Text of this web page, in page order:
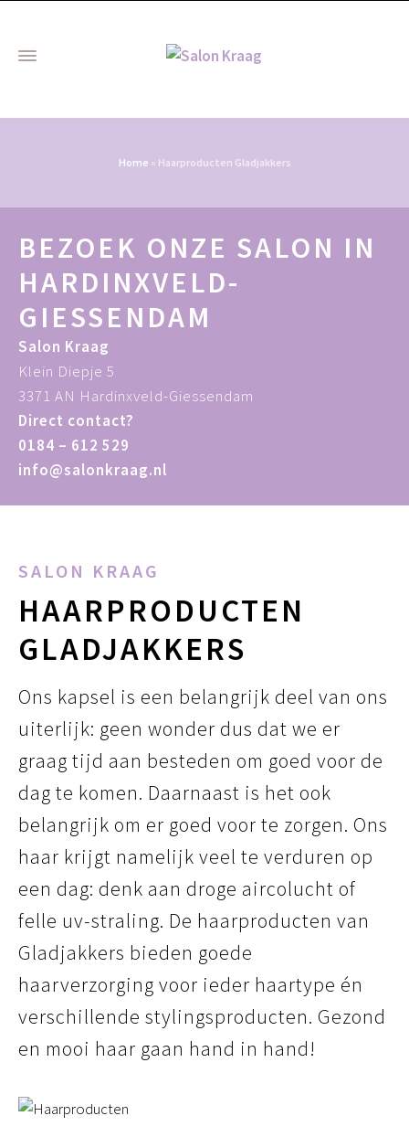
Home » Haarproducten Gladjakkers
BEZOEK ONZE SALON IN
HARDINXVELD-
GIESSENDAM
Salon Kraag
Klein Diepje 5
3371 AN Hardinxveld-Giessendam
Direct contact?
0184 – 612 529
info@salonkraag.nl
SALON KRAAG
HAARPRODUCTEN
GLADJAKKERS
Ons kapsel is een belangrijk deel van ons
uiterlijk: geen wonder dus dat we er
graag tijd aan besteden om goed voor de
dag te komen. Daarnaast is het ook
belangrijk om er goed voor te zorgen. Ons
haar krijgt namelijk veel te verduren op
een dag: denk aan droge aircolucht of
felle uv-straling. De haarproducten van
Gladjakkers bieden goede
haarverzorging voor ieder haartype én
verschillende stylingsproducten. Gezond
en mooi haar gaan hand in hand!